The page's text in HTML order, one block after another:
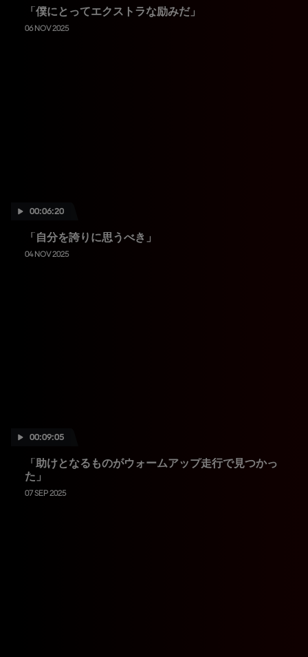
「僕にとってエクストラな励みだ」
06 NOV 2025
00:06:20
「自分を誇りに思うべき」
04 NOV 2025
00:09:05
「助けとなるものがウォームアップ走行で見つかっ
た」
07 SEP 2025